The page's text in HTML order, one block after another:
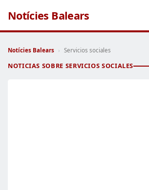
Notícies Balears
Notícies Balears › Servicios sociales
NOTICIAS SOBRE SERVICIOS SOCIALES